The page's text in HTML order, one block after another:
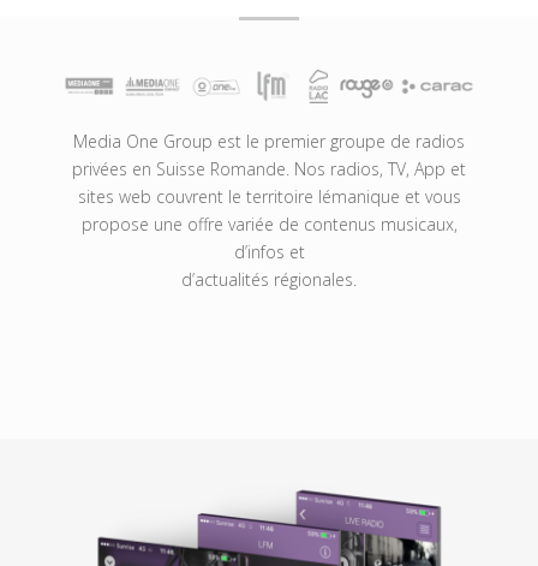
Media One Group est le premier groupe de radios
privées en Suisse Romande. Nos radios, TV, App et
sites web couvrent le territoire lémanique et vous
propose une offre variée de contenus musicaux,
d’infos et
d’actualités régionales.